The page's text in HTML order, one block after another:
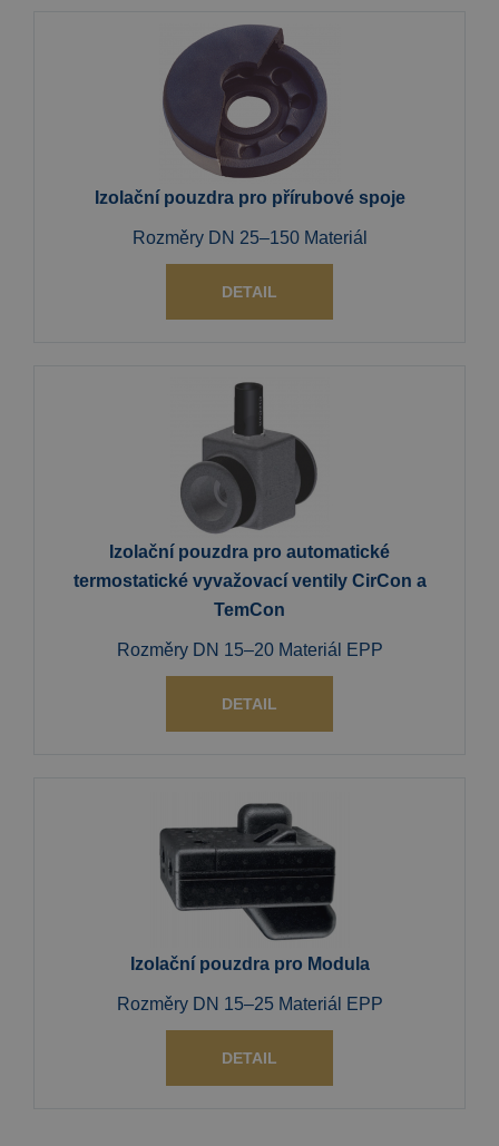
Izolační pouzdra pro přírubové spoje
Rozměry DN 25–150 Materiál
DETAIL
Izolační pouzdra pro automatické
termostatické vyvažovací ventily CirCon a
TemCon
Rozměry DN 15–20 Materiál EPP
DETAIL
Izolační pouzdra pro Modula
Rozměry DN 15–25 Materiál EPP
DETAIL